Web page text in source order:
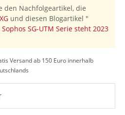
den Nachfolgeartikel, die
und diesen Blogartikel "
SG-UTM Serie steht 2023
Versand ab 150 Euro innerhalb